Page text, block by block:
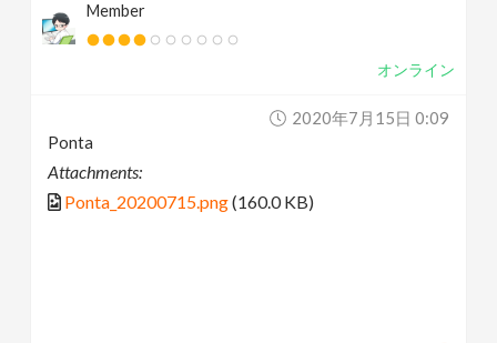
Member
オンライン
2020年7月15日 0:09
Ponta
Attachments:
Ponta_20200715.png(160.0 KB)